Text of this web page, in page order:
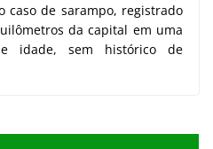
caso de sarampo, registrado
da capital em uma
idade, sem histórico de